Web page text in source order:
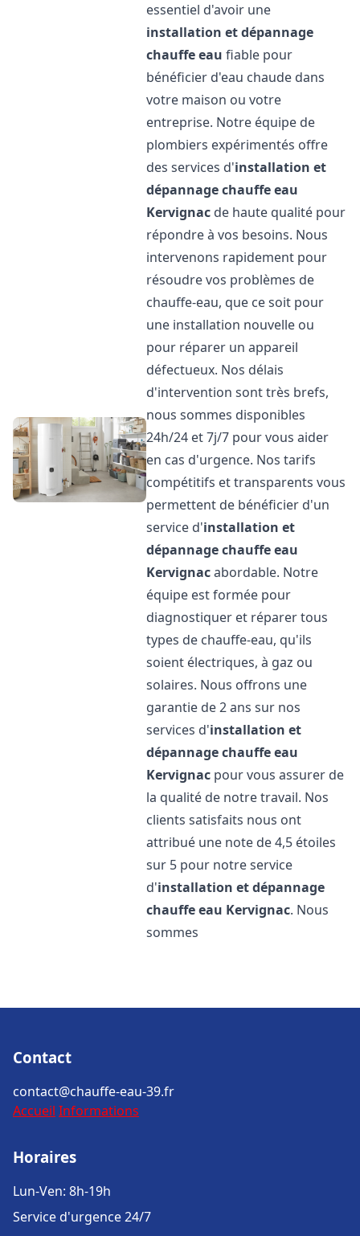
essentiel d'avoir une
installation et dépannage
chauffe eau fiable pour
bénéficier d'eau chaude dans
votre maison ou votre
entreprise. Notre équipe de
plombiers expérimentés offre
des services d'installation et
dépannage chauffe eau
Kervignac de haute qualité pour
répondre à vos besoins. Nous
intervenons rapidement pour
résoudre vos problèmes de
chauffe-eau, que ce soit pour
une installation nouvelle ou
pour réparer un appareil
défectueux. Nos délais
d'intervention sont très brefs,
nous sommes disponibles
24h/24 et 7j/7 pour vous aider
en cas d'urgence. Nos tarifs
compétitifs et transparents vous
permettent de bénéficier d'un
service d'installation et
dépannage chauffe eau
Kervignacabordable. Notre
équipe est formée pour
diagnostiquer et réparer tous
types de chauffe-eau, qu'ils
soient électriques, à gaz ou
solaires. Nous offrons une
garantie de 2 ans sur nos
services d'installation et
dépannage chauffe eau
Kervignac pour vous assurer de
la qualité de notre travail. Nos
clients satisfaits nous ont
attribué une note de 4,5 étoiles
sur 5 pour notre service
d'installation et dépannage
chauffe eau Kervignac. Nous
sommes
Contact
contact@chauffe-eau-39.fr
Accueil Informations
Horaires
Lun-Ven: 8h-19h
Service d'urgence 24/7